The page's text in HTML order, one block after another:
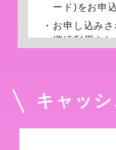
ード)をお申
・ お申し込み
継続利用さ
※
初月のみ
キャッ